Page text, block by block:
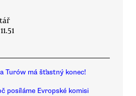
Turów má šťastný konec!
posíláme Evropské komisi